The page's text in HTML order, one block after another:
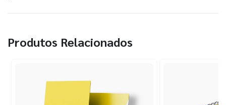
Produtos Relacionados